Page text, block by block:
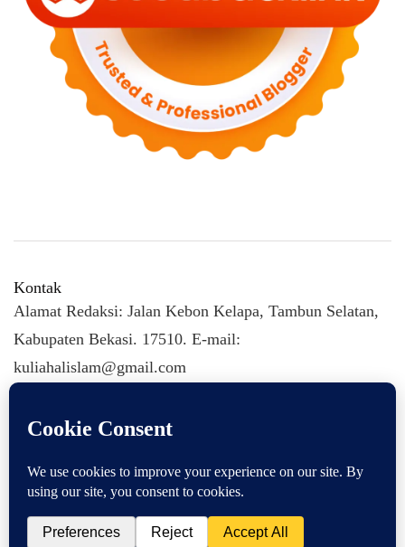
Kontak
Alamat Redaksi: Jalan Kebon Kelapa, Tambun Selatan,
Kabupaten Bekasi. 17510. E-mail:
kuliahalislam@gmail.com
KULIAHALISLAM.COM Copyright (C) 2026